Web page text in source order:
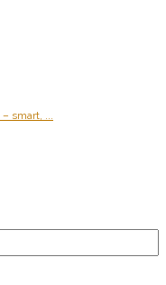
smart, ...